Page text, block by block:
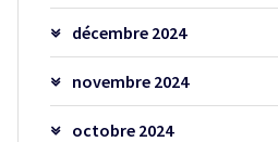
décembre 2024
novembre 2024
octobre 2024